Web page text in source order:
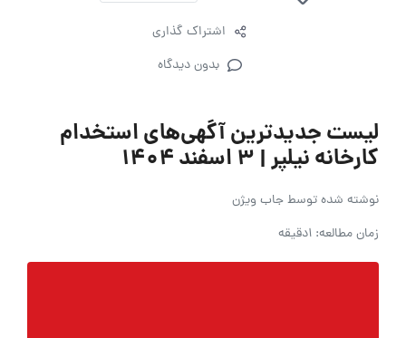
اشتراک گذاری
بدون دیدگاه
لیست جدیدترین آگهی‌های استخدام
کارخانه نیلپر | ۳ اسفند ۱۴۰۴
نوشته شده توسطجاب ویژن
زمان مطالعه: 1دقیقه